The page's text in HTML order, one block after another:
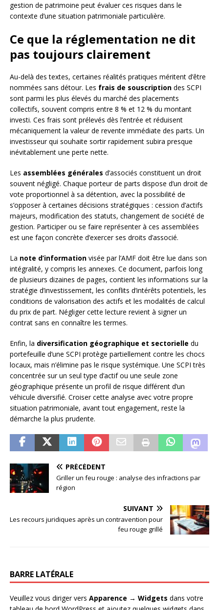
gestion de patrimoine peut évaluer ces risques dans le
contexte d’une situation patrimoniale particulière.
Ce que la réglementation ne dit
pas toujours clairement
Au-delà des textes, certaines réalités pratiques méritent d’être
nommées sans détour. Les frais de souscription des SCPI
sont parmi les plus élevés du marché des placements
collectifs, souvent compris entre 8 % et 12 % du montant
investi. Ces frais sont prélevés dès l’entrée et réduisent
mécaniquement la valeur de revente immédiate des parts. Un
investisseur qui souhaite sortir rapidement subira presque
inévitablement une perte nette.
Les assemblées générales d’associés constituent un droit
souvent négligé. Chaque porteur de parts dispose d’un droit de
vote proportionnel à sa détention, avec la possibilité de
s’opposer à certaines décisions stratégiques : cession d’actifs
majeurs, modification des statuts, changement de société de
gestion. Participer ou se faire représenter à ces assemblées
est une façon concrète d’exercer ses droits d’associé.
La note d’information visée par l’AMF doit être lue dans son
intégralité, y compris les annexes. Ce document, parfois long
de plusieurs dizaines de pages, contient les informations sur la
stratégie d’investissement, les conflits d’intérêts potentiels, les
conditions de valorisation des actifs et les modalités de calcul
du prix de part. Négliger cette lecture revient à signer un
contrat sans en connaître les termes.
Enfin, la diversification géographique et sectorielle du
portefeuille d’une SCPI protège partiellement contre les chocs
locaux, mais n’élimine pas le risque systémique. Une SCPI très
concentrée sur un seul type d’actif ou une seule zone
géographique présente un profil de risque différent d’un
véhicule diversifié. Croiser cette analyse avec votre propre
situation patrimoniale, avant tout engagement, reste la
démarche la plus prudente.
PRÉCÉDENT
Griller un feu rouge : analyse des infractions par
région
SUIVANT
Les recours juridiques après un contravention pour
feu rouge grillé
BARRE LATÉRALE
Veuillez vous diriger vers Apparence → Widgets dans votre